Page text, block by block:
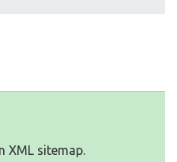
XML sitemap.